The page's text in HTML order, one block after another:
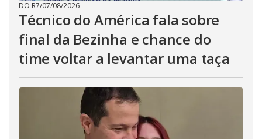
DO R7/07/08/2026
Técnico do América fala sobre
final da Bezinha e chance do
time voltar a levantar uma taça